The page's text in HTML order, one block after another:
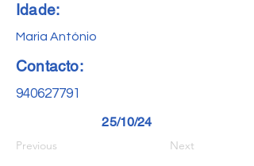
Idade:
Maria António
Contacto:
940627791
25/10/24
Previous Next